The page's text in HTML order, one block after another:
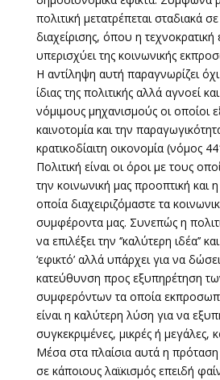
πολιτική μετατρέπεται σταδιακά
διαχείρισης, όπου η τεχνοκρατική
υπερισχύει της κοινωνικής
Η αντίληψη αυτή παραγνωρίζει
ίδιας της πολιτικής αλλά αγνοεί
νόμιμους μηχανισμούς οι οποίοι
καινοτομία και την
κρατικοδίαιτη οικονομία (νόμος
Πολιτική είναι οι όροι με τους
την κοινωνική μας προοπτική και
οποία διαχειριζόμαστε τα
συμφέροντα μας. Συνεπώς η
να επιλέξει την ‘’καλύτερη ιδέα’’
‘εφικτό’ αλλά υπάρχει για να
κατεύθυνση προς εξυπηρέτηση
συμφερόντων τα οποία
είναι η καλύτερη λύση για να
συγκεκριμένες, μικρές ή μεγάλες,
Μέσα στα πλαίσια αυτά η πρόταση
σε κάποιους λαϊκισμός επειδή